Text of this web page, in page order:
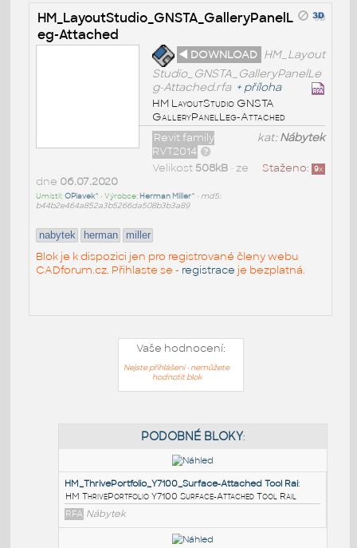
HM_LayoutStudio_GNSTA_GalleryPanelL
eg-Attached
◄ DOWNLOAD HM_Layout
Studio_GNSTA_GalleryPanelLe
g-Attached.rfa + příloha
HM LayoutStudio GNSTA
GalleryPanelLeg-Attached
kat:Nábytek
Revit family
RVT2014
Staženo: 9x
Velikost 508kB• ze
dne 06.07.2020
Umístil:OPlavek^ • Výrobce: Herman Miller^ • md5:
b44b2e464a852a3b5266da508b3b3a89
nabytek herman miller
Blok je k dispozici jen pro registrované členy webu
CADforum.cz. Přihlaste se - registrace je bezplatná.
Vaše hodnocení:
Nejste přihlášeni - nemůžete
hodnotit blok